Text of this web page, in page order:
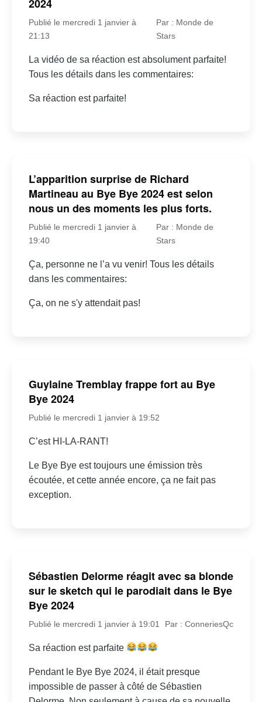
2024
Publié le mercredi 1 janvier à
21:13
Par : Monde de
Stars
La vidéo de sa réaction est absolument parfaite!
Tous les détails dans les commentaires:
Sa réaction est parfaite!
L’apparition surprise de Richard
Martineau au Bye Bye 2024 est selon
nous un des moments les plus forts.
Publié le mercredi 1 janvier à
19:40
Par : Monde de
Stars
Ça, personne ne l’a vu venir! Tous les détails
dans les commentaires:
Ça, on ne s'y attendait pas!
Guylaine Tremblay frappe fort au Bye
Bye 2024
Publié le mercredi 1 janvier à 19:52
C’est HI-LA-RANT!
Le Bye Bye est toujours une émission très
écoutée, et cette année encore, ça ne fait pas
exception.
Sébastien Delorme réagit avec sa blonde
sur le sketch qui le parodiait dans le Bye
Bye 2024
Publié le mercredi 1 janvier à 19:01 Par : ConneriesQc
Sa réaction est parfaite
Pendant le Bye Bye 2024, il était presque
impossible de passer à côté de Sébastien